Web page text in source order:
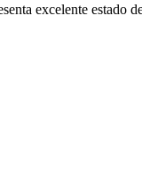
excelente estado